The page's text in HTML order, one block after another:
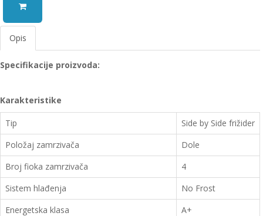
Opis
Specifikacije proizvoda:
Karakteristike
Tip
Side by Side frižider
Položaj zamrzivača
Dole
Broj fioka zamrzivača
4
Sistem hlađenja
No Frost
Energetska klasa
A+